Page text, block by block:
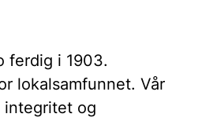
ferdig i 1903.
lokalsamfunnet. Vår
integritet og